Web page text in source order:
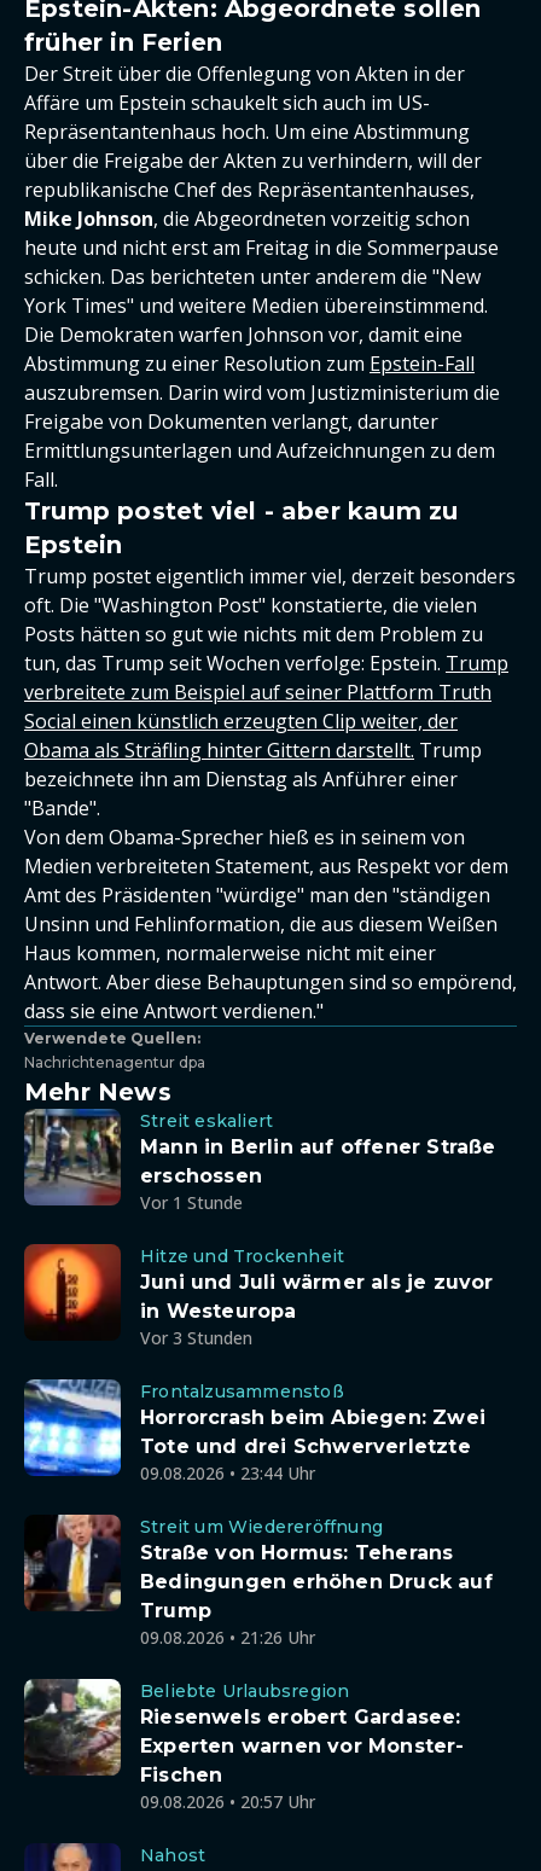
Epstein-Akten: Abgeordnete sollen
früher in Ferien
Der Streit über die Offenlegung von Akten in der
Affäre um Epstein schaukelt sich auch im US-
Repräsentantenhaus hoch. Um eine Abstimmung
über die Freigabe der Akten zu verhindern, will der
republikanische Chef des Repräsentantenhauses,
Mike Johnson, die Abgeordneten vorzeitig schon
heute und nicht erst am Freitag in die Sommerpause
schicken. Das berichteten unter anderem die "New
York Times" und weitere Medien übereinstimmend.
Die Demokraten warfen Johnson vor, damit eine
Abstimmung zu einer Resolution zum Epstein-Fall
auszubremsen. Darin wird vom Justizministerium die
Freigabe von Dokumenten verlangt, darunter
Ermittlungsunterlagen und Aufzeichnungen zu dem
Fall.
Trump postet viel - aber kaum zu
Epstein
Trump postet eigentlich immer viel, derzeit besonders
oft. Die "Washington Post" konstatierte, die vielen
Posts hätten so gut wie nichts mit dem Problem zu
tun, das Trump seit Wochen verfolge: Epstein. Trump
verbreitete zum Beispiel auf seiner Plattform Truth
Social einen künstlich erzeugten Clip weiter, der
Obama als Sträfling hinter Gittern darstellt. Trump
bezeichnete ihn am Dienstag als Anführer einer
"Bande".
Von dem Obama-Sprecher hieß es in seinem von
Medien verbreiteten Statement, aus Respekt vor dem
Amt des Präsidenten "würdige" man den "ständigen
Unsinn und Fehlinformation, die aus diesem Weißen
Haus kommen, normalerweise nicht mit einer
Antwort. Aber diese Behauptungen sind so empörend,
dass sie eine Antwort verdienen."
Verwendete Quellen:
Nachrichtenagentur dpa
Mehr News
Streit eskaliert
Mann in Berlin auf offener Straße
erschossen
Vor 1 Stunde
Hitze und Trockenheit
Juni und Juli wärmer als je zuvor
in Westeuropa
Vor 3 Stunden
Frontalzusammenstoß
Horrorcrash beim Abiegen: Zwei
Tote und drei Schwerverletzte
09.08.2026 • 23:44 Uhr
Streit um Wiedereröffnung
Straße von Hormus: Teherans
Bedingungen erhöhen Druck auf
Trump
09.08.2026 • 21:26 Uhr
Beliebte Urlaubsregion
Riesenwels erobert Gardasee:
Experten warnen vor Monster-
Fischen
09.08.2026 • 20:57 Uhr
Nahost